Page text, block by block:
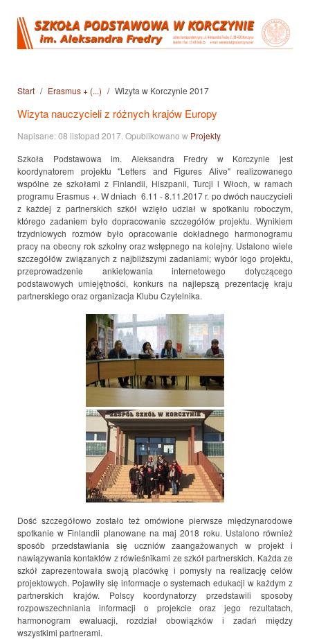
Start Erasmus + (...) Wizyta w Korczynie 2017
Wizyta nauczycieli z różnych krajów Europy
Napisane:08 listopad 2017 . Opublikowano w Projekty
Szkoła Podstawowa im. Aleksandra Fredry w Korczynie jest
koordynatorem projektu "Letters and Figures Alive" realizowanego
wspólne ze szkołami z Finlandii, Hiszpanii, Turcji i Włoch, w ramach
programu Erasmus +. W dniach 6.11 - 8.11.2017 r. po dwóch nauczycieli
z każdej z partnerskich szkół wzięło udział w spotkaniu roboczym,
którego zadaniem było dopracowanie szczegółów projektu. Wynikiem
trzydniowych rozmów było opracowanie dokładnego harmonogramu
pracy na obecny rok szkolny oraz wstępnego na kolejny. Ustalono wiele
szczegółów związanych z najbliższymi zadaniami; wybór logo projektu,
przeprowadzenie ankietowania internetowego dotyczącego
podstawowych umiejętności, konkurs na najlepszą prezentację kraju
partnerskiego oraz organizacja Klubu Czytelnika.
Dość szczegółowo zostało też omówione pierwsze międzynarodowe
spotkanie w Finlandii planowane na maj 2018 roku. Ustalono również
sposób przedstawiania się uczniów zaangażowanych w projekt i
nawiązywania kontaktów z rówieśnikami ze szkół partnerskich. Każda ze
szkół zaprezentowała swoją placówkę i pomysły na realizację celów
projektowych. Pojawiły się informacje o systemach edukacji w każdym z
partnerskich krajów. Polscy koordynatorzy przedstawili sposoby
rozpowszechniania informacji o projekcie oraz jego rezultatach,
harmonogram ewaluacji, rozdział obowiązków i zadań między
wszystkimi partnerami.